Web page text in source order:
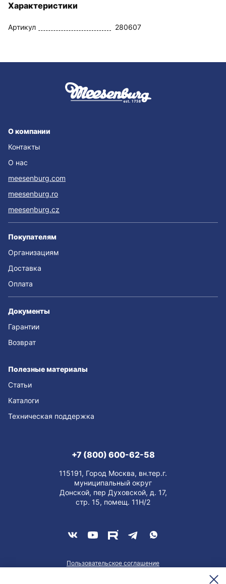
Характеристики
Артикул 280607
О компании
Контакты
О нас
meesenburg.com
meesenburg.ro
meesenburg.cz
Покупателям
Организациям
Доставка
Оплата
Документы
Гарантии
Возврат
Полезные материалы
Статьи
Каталоги
Техническая поддержка
+7 (800) 600-62-58
115191, Город Москва, вн.тер.г.
муниципальный округ
Донской, пер Духовской, д. 17,
стр. 15, помещ. 11Н/2
Пользовательское соглашение